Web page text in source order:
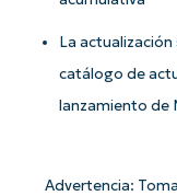
La
catálogo de
lanzamiento de
Advertencia: